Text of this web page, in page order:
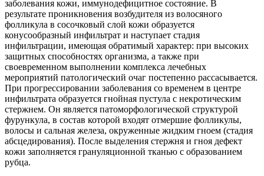
заболевания кожи, иммунодефицитное состояние. В
результате проникновения возбудителя из волосяного
фолликула в сосочковый слой кожи образуется
конусообразный инфильтрат и наступает стадия
инфильтрации, имеющая обратимый характер: при высоких
защитных способностях организма, а также при
своевременном выполнении комплекса лечебных
мероприятий патологический очаг постепенно рассасывается.
При прогрессировании заболевания со временем в центре
инфильтрата образуется гнойная пустула с некротическим
стержнем. Он является патоморфологической структурой
фурункула, в состав которой входят отмершие фолликулы,
волосы и сальная железа, окруженные жидким гноем (стадия
абсцедирования). После выделения стержня и гноя дефект
кожи заполняется грануляционной тканью с образованием
рубца.